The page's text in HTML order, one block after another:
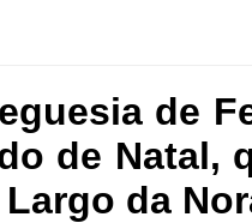
de
de Natal,
da